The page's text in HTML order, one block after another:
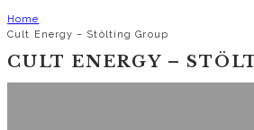
Home
Cult Energy – Stölting Group
CULT ENERGY –